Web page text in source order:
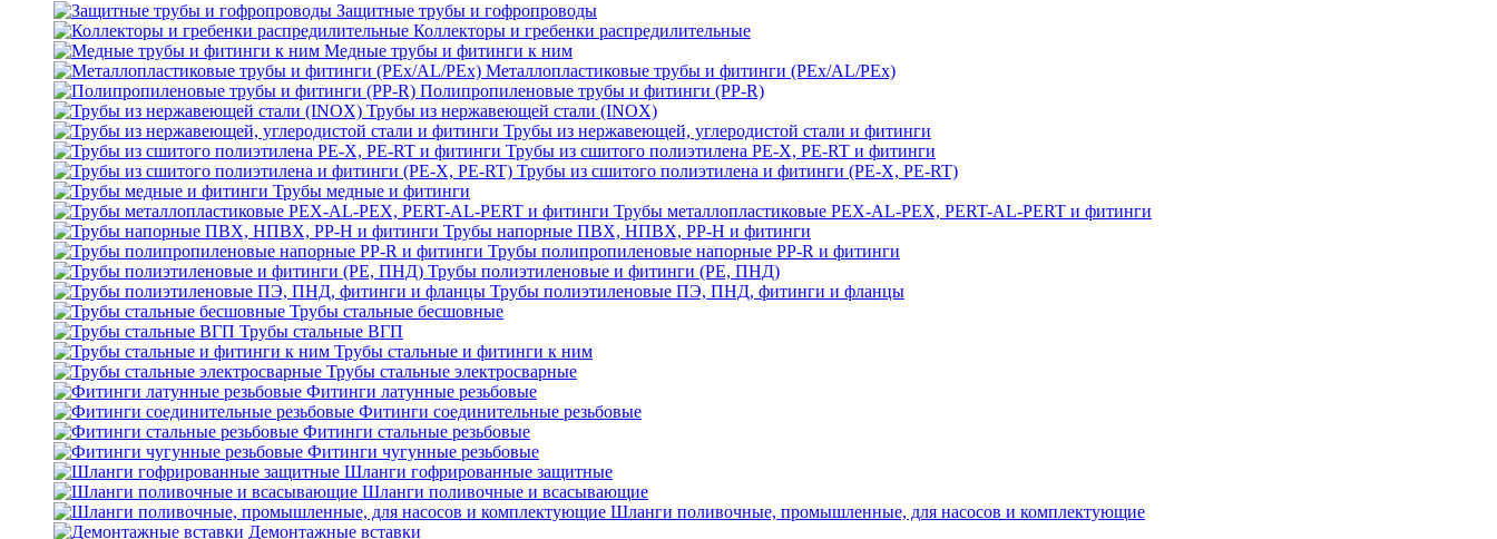
Защитные трубы и гофропроводы
Коллекторы и гребенки распредилительные
Медные трубы и фитинги к ним
Металлопластиковые трубы и фитинги (PEx/AL/PEx)
Полипропиленовые трубы и фитинги (PP-R)
Трубы из нержавеющей стали (INOX)
Трубы из нержавеющей, углеродистой стали и фитинги
Трубы из сшитого полиэтилена PE-X, PE-RT и фитинги
Трубы из сшитого полиэтилена и фитинги (PE-X, PE-RT)
Трубы медные и фитинги
Трубы металлопластиковые PEX-AL-PEX, PERT-AL-PERT и фитинги
Трубы напорные ПВХ, НПВХ, PP-H и фитинги
Трубы полипропиленовые напорные PP-R и фитинги
Трубы полиэтиленовые и фитинги (PE, ПНД)
Трубы полиэтиленовые ПЭ, ПНД, фитинги и фланцы
Трубы стальные бесшовные
Трубы стальные ВГП
Трубы стальные и фитинги к ним
Трубы стальные электросварные
Фитинги латунные резьбовые
Фитинги соединительные резьбовые
Фитинги стальные резьбовые
Фитинги чугунные резьбовые
Шланги гофрированные защитные
Шланги поливочные и всасывающие
Шланги поливочные, промышленные, для насосов и комплектующие
Демонтажные вставки